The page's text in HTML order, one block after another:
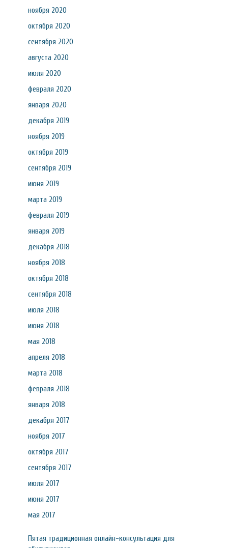
ноября 2020
октября 2020
сентября 2020
августа 2020
июля 2020
февраля 2020
января 2020
декабря 2019
ноября 2019
октября 2019
сентября 2019
июня 2019
марта 2019
февраля 2019
января 2019
декабря 2018
ноября 2018
октября 2018
сентября 2018
июля 2018
июня 2018
мая 2018
апреля 2018
марта 2018
февраля 2018
января 2018
декабря 2017
ноября 2017
октября 2017
сентября 2017
июля 2017
июня 2017
мая 2017
Пятая традиционная онлайн-консультация для